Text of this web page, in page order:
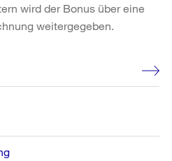
wird der Bonus über eine
weitergegeben.